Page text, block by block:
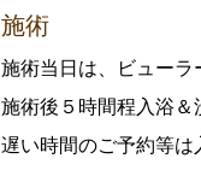
施術
施術当日は、ビュー
施術後５時間程入浴＆
遅い時間のご予約等